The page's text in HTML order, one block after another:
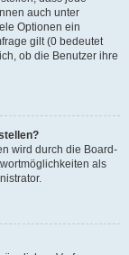
auch unter
Optionen ein
gilt (0 bedeutet
ob die Benutzer ihre
wird durch die Board-
als